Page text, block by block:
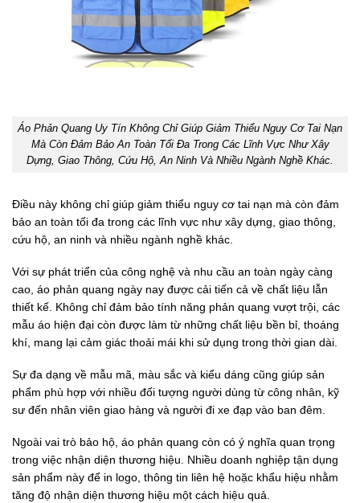
Áo Phản Quang Uy Tín Không Chỉ Giúp Giảm Thiểu Nguy Cơ Tai Nạn
Mà Còn Đảm Bảo An Toàn Tối Đa Trong Các Lĩnh Vực Như Xây
Dựng, Giao Thông, Cứu Hộ, An Ninh Và Nhiều Ngành Nghề Khác.
Điều này không chỉ giúp giảm thiểu nguy cơ tai nạn mà còn đảm
bảo an toàn tối đa trong các lĩnh vực như xây dựng, giao thông,
cứu hộ, an ninh và nhiều ngành nghề khác.
Với sự phát triển của công nghệ và nhu cầu an toàn ngày càng
cao, áo phản quang ngày nay được cải tiến cả về chất liệu lẫn
thiết kế. Không chỉ đảm bảo tính năng phản quang vượt trội, các
mẫu áo hiện đại còn được làm từ những chất liệu bền bỉ, thoáng
khí, mang lại cảm giác thoải mái khi sử dụng trong thời gian dài.
Sự đa dạng về mẫu mã, màu sắc và kiểu dáng cũng giúp sản
phẩm phù hợp với nhiều đối tượng người dùng từ công nhân, kỹ
sư đến nhân viên giao hàng và người đi xe đạp vào ban đêm.
Ngoài vai trò bảo hộ, áo phản quang còn có ý nghĩa quan trọng
trong việc nhận diện thương hiệu. Nhiều doanh nghiệp tận dụng
sản phẩm này để in logo, thông tin liên hệ hoặc khẩu hiệu nhằm
tăng độ nhận diện thương hiệu một cách hiệu quả.